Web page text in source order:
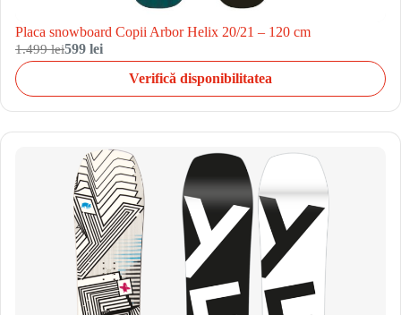
Placa snowboard Copii Arbor Helix 20/21 – 120 cm
1.499 lei599 lei
Verifică disponibilitatea